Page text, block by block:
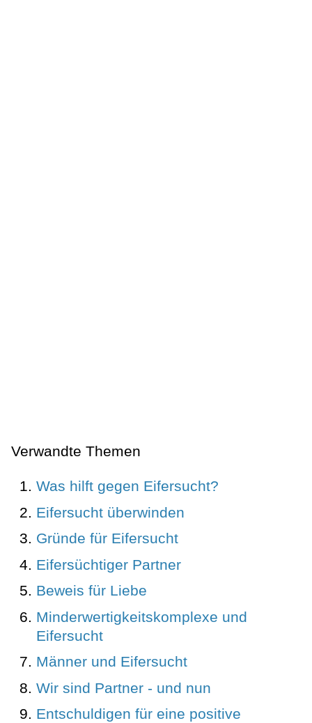
Verwandte Themen
Was hilft gegen Eifersucht?
Eifersucht überwinden
Gründe für Eifersucht
Eifersüchtiger Partner
Beweis für Liebe
Minderwertigkeitskomplexe und
Eifersucht
Männer und Eifersucht
Wir sind Partner - und nun
Entschuldigen für eine positive